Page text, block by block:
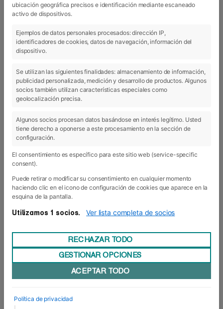
11 May 2018
DFE mayo: noticias de actualidad
¡La edición de mayo de Diario de Foro Europeo ya
nuestra participación en la campaña solidaria
ubicación geográfica precisos e identificación mediante escaneado
activo de dispositivos.
Ejemplos de datos personales procesados: dirección IP,
identificadores de cookies, datos de navegación, información del
dispositivo.
Se utilizan las siguientes finalidades: almacenamiento de información,
publicidad personalizada, medición y desarrollo de productos. Algunos
socios también utilizan características especiales como
geolocalización precisa.
Algunos socios procesan datos basándose en interés legítimo. Usted
tiene derecho a oponerse a este procesamiento en la sección de
configuración.
El consentimiento es específico para este sitio web (service-specific
consent).
Puede retirar o modificar su consentimiento en cualquier momento
haciendo clic en el icono de configuración de cookies que aparece en la
esquina de la pantalla.
Utilizamos 1 socios. Ver lista completa de socios
RECHAZAR TODO
GESTIONAR OPCIONES
ACEPTAR TODO
Política de privacidad